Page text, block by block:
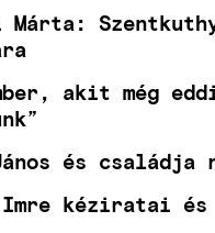
Márta:
akit még
és
Imre kéziratai